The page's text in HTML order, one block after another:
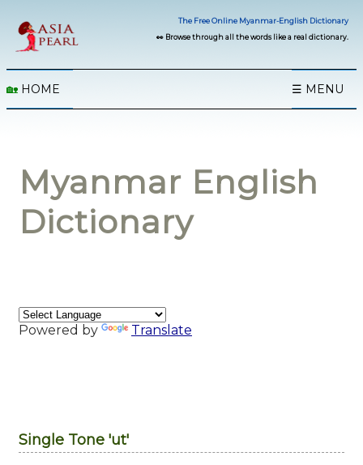
The Free Online Myanmar-English Dictionary
👀 Browse through all the words like a real dictionary.
🏡 HOME ☰ MENU
Myanmar English
Dictionary
Powered by Translate
Single Tone 'ut'